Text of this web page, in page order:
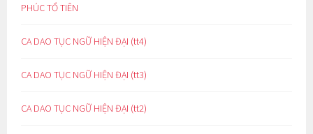
PHÚC TỔ TIÊN
CA DAO TỤC NGỮ HIỆN ĐẠI (tt4)
CA DAO TỤC NGỮ HIỆN ĐẠI (tt3)
CA DAO TỤC NGỮ HIỆN ĐẠI (tt2)